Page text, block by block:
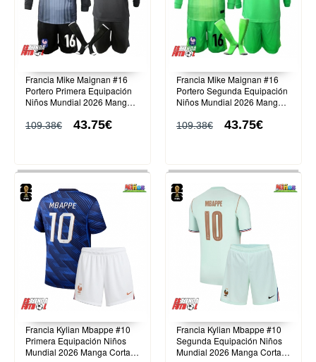
Francia Mike Maignan #16
Portero Primera Equipación
Niños Mundial 2026 Manga
109.38€ 43.75€
Francia Mike Maignan #16
Portero Segunda Equipación
Niños Mundial 2026 Manga
109.38€ 43.75€
Francia Kylian Mbappe #10
Primera Equipación Niños
Mundial 2026 Manga Corta
Francia Kylian Mbappe #10
Segunda Equipación Niños
Mundial 2026 Manga Corta